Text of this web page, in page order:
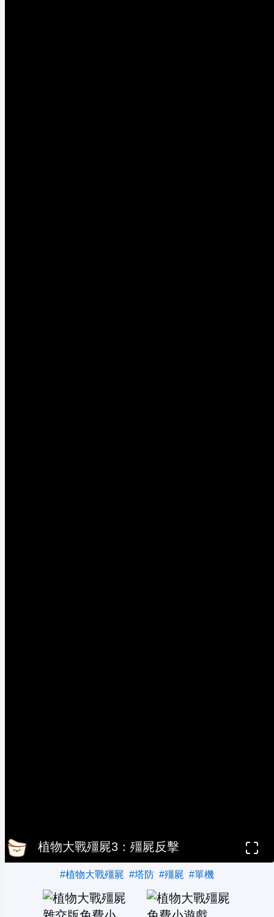
植物大戰殭屍3：殭屍反擊
#植物大戰殭屍 #塔防 #殭屍 #單機